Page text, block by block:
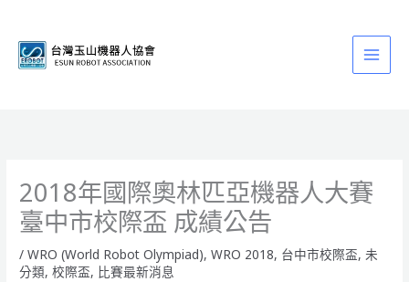
2018年國際奧林匹亞機器人大賽
臺中市校際盃 成績公告
/WRO (World Robot Olympiad),WRO 2018, 台中市校際盃,未
分類,校際盃, 比賽最新消息